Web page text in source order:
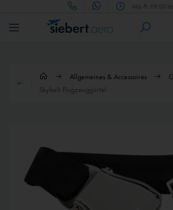
Mo.-Fr. 09:00
Allgemeines & Accessoires
Skybelt Flugzeuggürtel